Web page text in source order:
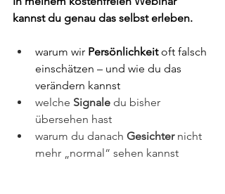
kannst du genau das selbst erleben.
warum wir Persönlichkeit oft falsch
einschätzen – und wie du das
verändern kannst
welche Signale du bisher
übersehen hast
warum du danach Gesichter nicht
mehr „normal“ sehen kannst